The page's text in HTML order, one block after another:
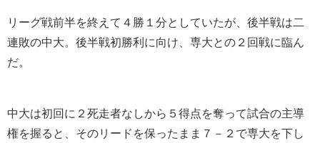
リーグ戦前半を終えて４勝１分としていたが、後半戦は二
連敗の中大。後半戦初勝利に向け、専大との２回戦に臨ん
だ。
中大は初回に２死走者なしから５得点を奪って試合の主導
権を握ると、そのリードを保ったまま７－２で専大を下し